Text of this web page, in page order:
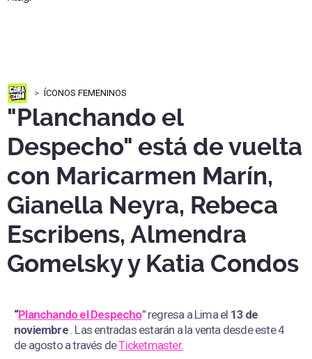
ÍCONOS FEMENINOS
"Planchando el
Despecho" está de vuelta
con Maricarmen Marín,
Gianella Neyra, Rebeca
Escribens, Almendra
Gomelsky y Katia Condos
“Planchando el Despecho” regresa a Lima el 13 de
noviembre . Las entradas estarán a la venta desde este 4
de agosto a través deTicketmaster.